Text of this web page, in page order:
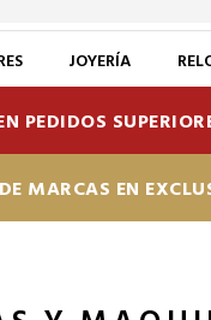
JOYERÍA
PEDIDOS
MARCAS EN